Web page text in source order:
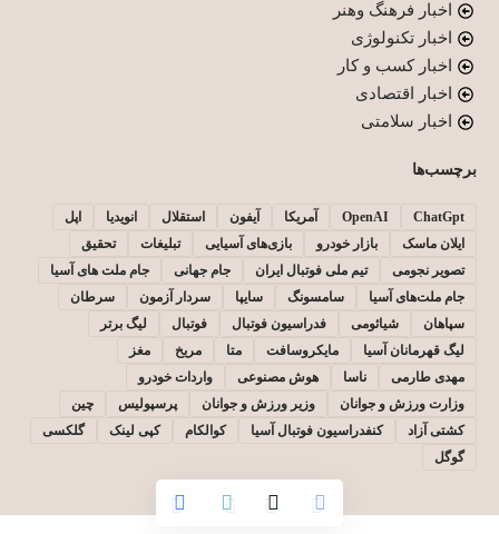
اخبار فرهنگ وهنر
اخبار تکنولوژی
اخبار کسب و کار
اخبار اقتصادی
اخبار سلامتی
برچسب‌ها
ChatGpt
OpenAI آمریکا آیفون استقلال انویدیا
اپل
ایلان ماسک
بازار خودرو بازی‌های آسیایی تبلیغات
تحقیق
تصویر نجومی
تیم ملی فوتبال ایران جام جهانی
جام ملت های آسیا
جام ملت‌های آسیا
سامسونگ سایپا سردار آزمون
سرطان
سپاهان
شیائومی فدراسیون فوتبال فوتبال
لیگ برتر
لیگ قهرمانان آسیا
مایکروسافت متا مریخ
مغز
مهدی طارمی
ناسا هوش مصنوعی
واردات خودرو
وزارت ورزش و جوانان
وزیر ورزش و جوانان پرسپولیس
چین
کشتی آزاد
کنفدراسیون فوتبال آسیا کوالکام کپی لینک
گلکسی
گوگل